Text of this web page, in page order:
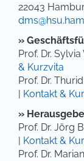
22043
»
Prof. Dr.
& Kurzvita
Prof. Dr.
| Kontakt &
»
Prof. Dr. Jörg
| Kontakt &
Prof. Dr.